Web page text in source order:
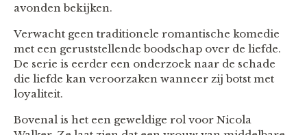
avonden bekijken.
Verwacht geen traditionele romantische komedie
met een geruststellende boodschap over de liefde.
De serie is eerder een onderzoek naar de schade
die liefde kan veroorzaken wanneer zij botst met
loyaliteit.
Bovenal is het een geweldige rol voor Nicola